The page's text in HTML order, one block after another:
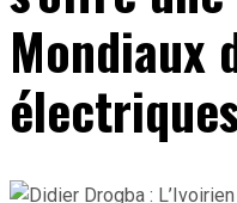
Mondiaux